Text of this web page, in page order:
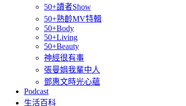
50+讀者Show
50+熟齡MV特輯
50+Body
50+Living
50+Beauty
神經很有事
張曼娟我輩中人
鄧惠文時光心蘊
Podcast
生活百科